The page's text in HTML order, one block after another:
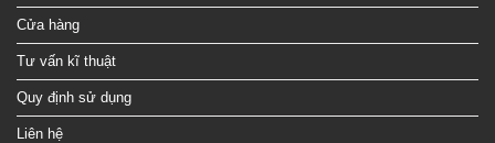
Cửa hàng
Tư vấn kĩ thuật
Quy định sử dụng
Liên hệ